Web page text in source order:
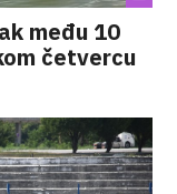
među 10
četvercu